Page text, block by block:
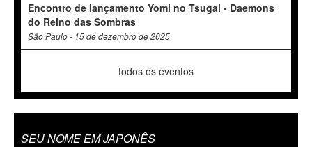
Encontro de lançamento Yomi no Tsugai - Daemons
do Reino das Sombras
São Paulo - 15 de dezembro de 2025
todos os eventos
SEU NOME EM JAPONÊS